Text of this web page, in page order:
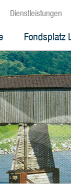
Dienstleistungen
Fondsplatz